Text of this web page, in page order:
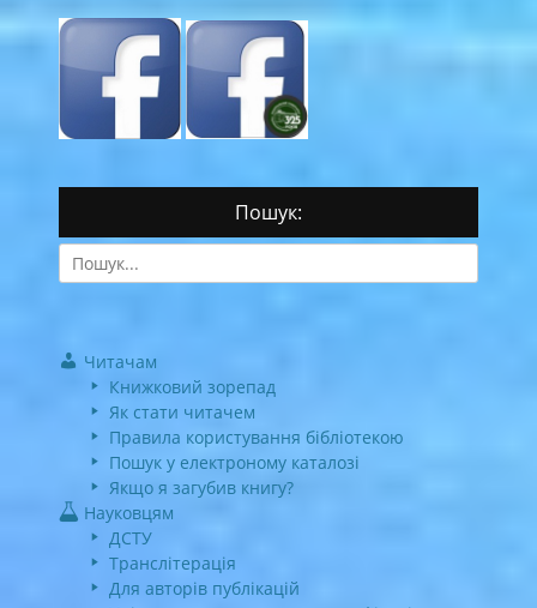
Пошук:
Search
for:
Читачам
Книжковий зорепад
Як стати читачем
Правила користування бібліотекою
Пошук у електроному каталозі
Якщо я загубив книгу?
Науковцям
ДСТУ
Транслітерація
Для авторів публікацій